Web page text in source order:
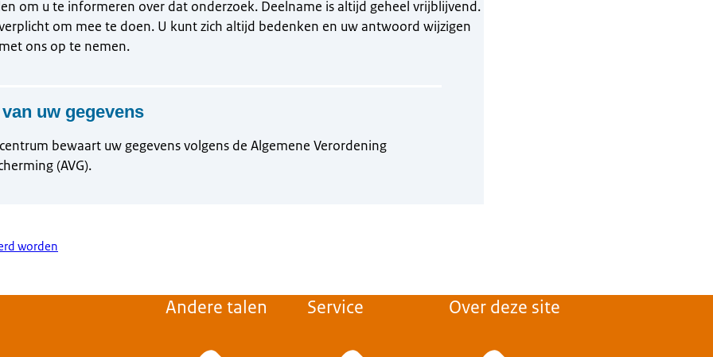
om u te informeren over dat onderzoek. Deelname is altijd geheel vrijblijvend.
om mee te doen. U kunt zich altijd bedenken en uw antwoord wijzigen
ons op te nemen.
uw gegevens
bewaart uw gegevens volgens de Algemene Verordening
(AVG).
worden
Andere talen Service Over deze site